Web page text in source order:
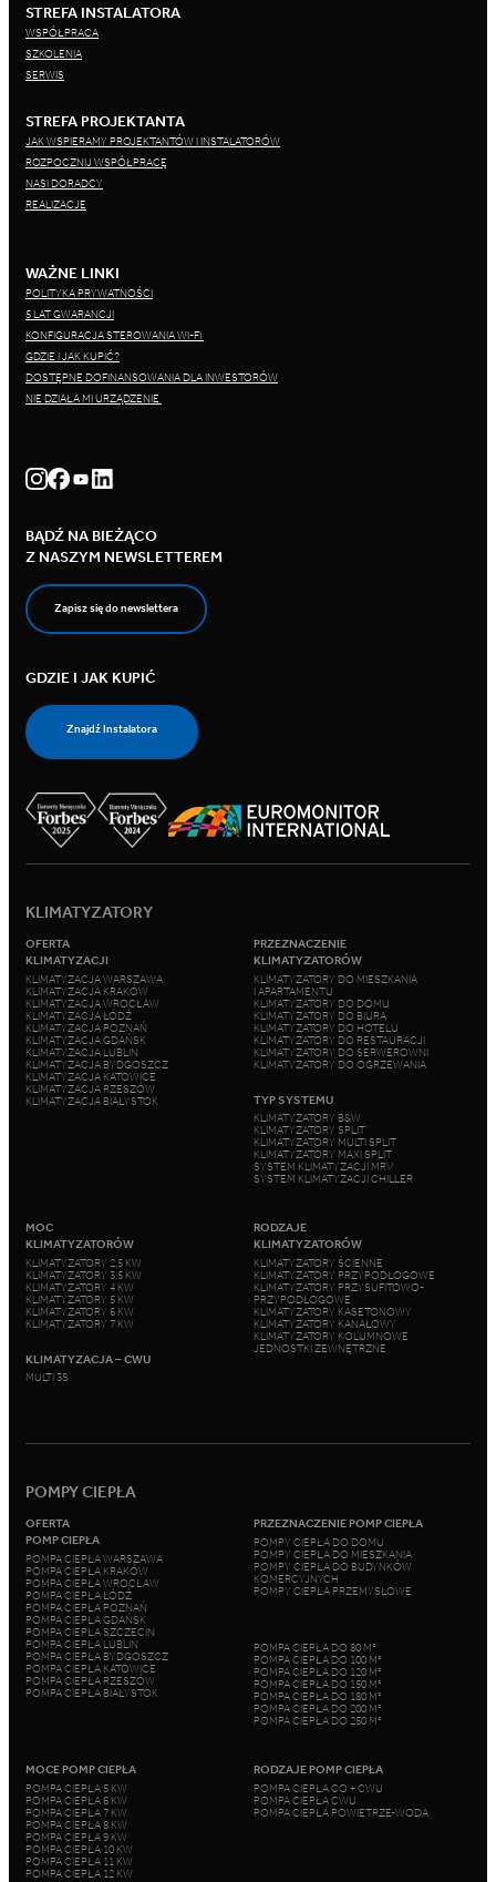
STREFA INSTALATORA
WSPÓŁPRACA
SZKOLENIA
SERWIS
STREFA PROJEKTANTA
JAK WSPIERAMY PROJEKTANTÓW I INSTALATORÓW
ROZPOCZNIJ WSPÓŁPRACĘ
NASI DORADCY
REALIZACJE
WAŻNE LINKI
POLITYKA PRYWATNOŚCI
5 LAT GWARANCJI
KONFIGURACJA STEROWANIA WI-FI
GDZIE I JAK KUPIĆ?
DOSTĘPNE DOFINANSOWANIA DLA INWESTORÓW
NIE DZIAŁA MI URZĄDZENIE
BĄDŹ NA BIEŻĄCO
Z NASZYM NEWSLETTEREM
Zapisz się do newslettera
GDZIE I JAK KUPIĆ
Znajdź Instalatora
KLIMATYZATORY
OFERTA
KLIMATYZACJI
KLIMATYZACJA WARSZAWA
KLIMATYZACJA KRAKÓW
KLIMATYZACJA WROCŁAW
KLIMATYZACJA ŁÓDŹ
KLIMATYZACJA POZNAŃ
KLIMATYZACJA GDAŃSK
KLIMATYZACJA LUBLIN
KLIMATYZACJA BYDGOSZCZ
KLIMATYZACJA KATOWICE
KLIMATYZACJA RZESZÓW
KLIMATYZACJA BIAŁYSTOK
PRZEZNACZENIE
KLIMATYZATORÓW
KLIMATYZATORY DO MIESZKANIA
I APARTAMENTU
KLIMATYZATORY DO DOMU
KLIMATYZATORY DO BIURA
KLIMATYZATORY DO HOTELU
KLIMATYZATORY DO RESTAURACJI
KLIMATYZATORY DO SERWEROWNI
KLIMATYZATORY DO OGRZEWANIA
TYP SYSTEMU
KLIMATYZATORY B&W
KLIMATYZATORY SPLIT
KLIMATYZATORY MULTI SPLIT
KLIMATYZATORY MAXI SPLIT
SYSTEM KLIMATYZACJI MRV
SYSTEM KLIMATYZACJI CHILLER
MOC
KLIMATYZATORÓW
KLIMATYZATORY 2,5 KW
KLIMATYZATORY 3,5 KW
KLIMATYZATORY 4 KW
KLIMATYZATORY 5 KW
KLIMATYZATORY 6 KW
KLIMATYZATORY 7 KW
KLIMATYZACJA – CWU
MULTI 3S
RODZAJE
KLIMATYZATORÓW
KLIMATYZATORY ŚCIENNE
KLIMATYZATORY PRZYPODŁOGOWE
KLIMATYZATORY PRZYSUFITOWO-
PRZYPODŁOGOWE
KLIMATYZATORY KASETONOWY
KLIMATYZATORY KANAŁOWY
KLIMATYZATORY KOLUMNOWE
JEDNOSTKI ZEWNĘTRZNE
POMPY CIEPŁA
OFERTA
POMP CIEPŁA
POMPA CIEPŁA WARSZAWA
POMPA CIEPŁA KRAKÓW
POMPA CIEPŁA WROCŁAW
POMPA CIEPŁA ŁÓDŹ
POMPA CIEPŁA POZNAŃ
POMPA CIEPŁA GDAŃSK
POMPA CIEPŁA SZCZECIN
POMPA CIEPŁA LUBLIN
POMPA CIEPŁA BYDGOSZCZ
POMPA CIEPŁA KATOWICE
POMPA CIEPŁA RZESZÓW
POMPA CIEPŁA BIAŁYSTOK
PRZEZNACZENIE POMP CIEPŁA
POMPY CIEPŁA DO DOMU
POMPY CIEPŁA DO MIESZKANIA
POMPY CIEPŁA DO BUDYNKÓW
KOMERCYJNYCH
POMPY CIEPŁA PRZEMYSŁOWE
POMPA CIEPŁA DO 80 M²
POMPA CIEPŁA DO 100 M²
POMPA CIEPŁA DO 120 M²
POMPA CIEPŁA DO 150 M²
POMPA CIEPŁA DO 180 M²
POMPA CIEPŁA DO 200 M²
POMPA CIEPŁA DO 250 M²
MOCE POMP CIEPŁA
POMPA CIEPŁA 5 KW
POMPA CIEPŁA 6 KW
POMPA CIEPŁA 7 KW
POMPA CIEPŁA 8 KW
POMPA CIEPŁA 9 KW
POMPA CIEPŁA 10 KW
POMPA CIEPŁA 11 KW
POMPA CIEPŁA 12 KW
RODZAJE POMP CIEPŁA
POMPA CIEPŁA CO + CWU
POMPA CIEPŁA CWU
POMPA CIEPŁA POWIETRZE-WODA